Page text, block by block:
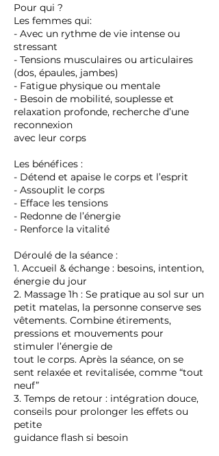
Pour qui ?
Les femmes qui:
- Avec un rythme de vie intense ou
stressant
- Tensions musculaires ou articulaires
(dos, épaules, jambes)
- Fatigue physique ou mentale
- Besoin de mobilité, souplesse et
relaxation profonde, recherche d’une
reconnexion
avec leur corps
Les bénéfices :
- Détend et apaise le corps et l’esprit
- Assouplit le corps
- Efface les tensions
- Redonne de l’énergie
- Renforce la vitalité
Déroulé de la séance :
1. Accueil & échange : besoins, intention,
énergie du jour
2. Massage 1h : Se pratique au sol sur un
petit matelas, la personne conserve ses
vêtements. Combine étirements,
pressions et mouvements pour
stimuler l’énergie de
tout le corps. Après la séance, on se
sent relaxée et revitalisée, comme “tout
neuf”
3. Temps de retour : intégration douce,
conseils pour prolonger les effets ou
petite
guidance flash si besoin